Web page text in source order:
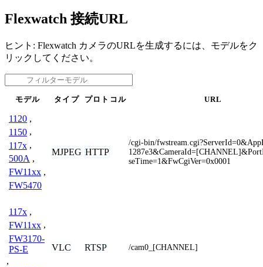
Flexwatch 接続URL
ヒント: Flexwatch カメラのURLを生成するには、モデルをク
リックしてください。
モデル タイプ プロトコル URL
1120 ,
1150 ,
117x ,
500A ,
FW11xx ,
FW5470
MJPEG HTTP
/cgi-bin/
seTime=1&FwCgiVer=0x0001
117x ,
FW11xx ,
FW3170-
PS-E
,
VLC RTSP /cam0_[CHANNEL]